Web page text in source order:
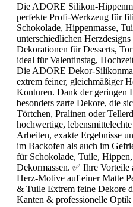
Die ADORE Silikon-
perfekte Profi-Werkzeug für
Schokolade, Hippenmasse,
unterschiedlichen
Dekorationen für Desserts,
ideal für Valentinstag,
Die ADORE Dekor-
extrem feiner, gleichmäßiger
Konturen. Dank der geringen
besonders zarte Dekore, die
Törtchen, Pralinen oder
hochwertige,
Arbeiten, exakte Ergebnisse
im Backofen als auch im
für Schokolade, Tuile,
Dekormassen. ✅ Ihre
Herz-Motive auf einer Matte
& Tuile Extrem feine Dekore
Kanten & professionelle